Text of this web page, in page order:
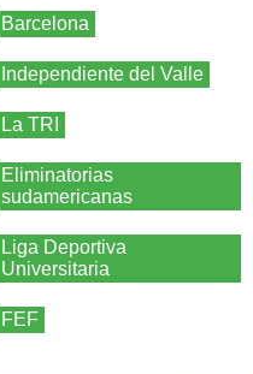
Barcelona
Independiente del Valle
La TRI
Eliminatorias
sudamericanas
Liga Deportiva
Universitaria
FEF